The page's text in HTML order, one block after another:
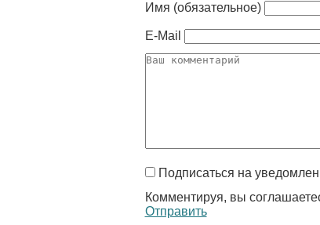
Имя (обязательное)
E-Mail
Подписаться на
Комментируя, вы
Отправить